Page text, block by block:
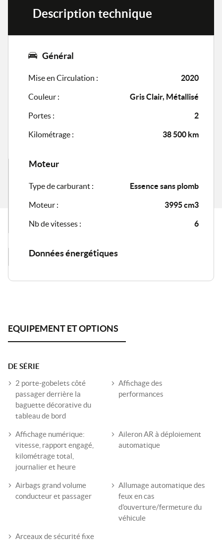
Description technique
Général
Mise en Circulation : 2020
Couleur : Gris Clair, Métallisé
Portes : 2
Kilométrage : 38 500 km
Moteur
Type de carburant : Essence sans plomb
Moteur : 3995 cm3
Nb de vitesses : 6
Données énergétiques
DE SÉRIE
2 porte-gobelets côté
passager derrière la
baguette décorative du
tableau de bord
Affichage des
performances
Affichage numérique:
vitesse, rapport engagé,
kilométrage total,
journalier et heure
Aileron AR à déploiement
automatique
Airbags grand volume
conducteur et passager
Allumage automatique des
feux en cas
d'ouverture/fermeture du
véhicule
Arceaux de sécurité fixe